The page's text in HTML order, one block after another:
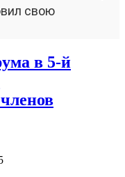
свою
в 5-й